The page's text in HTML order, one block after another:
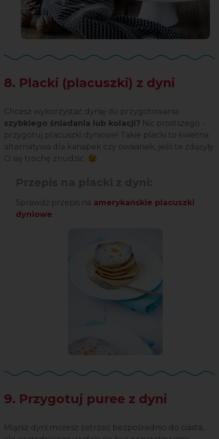
8. Placki (placuszki) z dyni
Chcesz wykorzystać dynię do przygotowania
szybkiego śniadania lub kolacji? Nic prostszego -
przygotuj placuszki dyniowe! Takie placki to świetna
alternatywa dla kanapek czy owsianek, jeśli te zdążyły
Ci się trochę znudzić. 😉
Sprawdź przepis na amerykańskie placuszki
dyniowe
9. Przygotuj puree z dyni
Miąższ dyni możesz zetrzeć bezpośrednio do ciasta,